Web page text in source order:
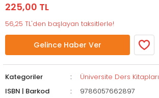
225,00 TL
56,25 TL'den başlayan taksitlerle!
Gelince Haber Ver
Kategoriler
Üniversite Ders Kitapları
ISBN | Barkod
9786057662897